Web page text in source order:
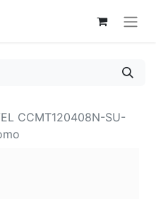
CCMT120408N-SU-